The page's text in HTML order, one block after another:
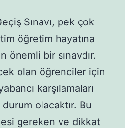
Sınavı, pek çok
öğretim hayatına
önemli bir sınavdır.
olan öğrenciler için
karşılamaları
olacaktır. Bu
gereken ve dikkat